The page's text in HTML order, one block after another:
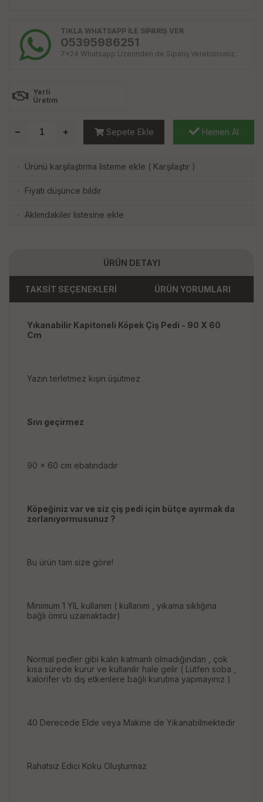
TIKLA WHATSAPP İLE SİPARİŞ VER
05395986251
7x24 Whatsapp Üzerinden de Sipariş Verebilirsiniz.
Yerli
Üretim
Sepete Ekle Hemen Al
· Ürünü karşılaştırma listeme ekle ( Karşılaştır )
· Fiyatı düşünce bildir
· Aklımdakiler listesine ekle
ÜRÜN DETAYI
TAKSİT SEÇENEKLERİ ÜRÜN YORUMLARI
Yıkanabilir Kapitoneli Köpek Çiş Pedi - 90 X 60
Cm
Yazın terletmez kışın üşütmez
Sıvı geçirmez
90 x 60 cm ebatındadır
Köpeğiniz var ve siz çiş pedi için bütçe ayırmak da
zorlanıyormusunuz ?
Bu ürün tam size göre!
Minimum 1 YIL kullanım ( kullanım , yıkama sıklığına
bağlı ömrü uzamaktadır)
Normal pedler gibi kalın katmanlı olmadığından , çok
kısa sürede kurur ve kullanılır hale gelir ( Lütfen soba ,
kalorifer vb dış etkenlere bağlı kurutma yapmayınız )
40 Derecede Elde veya Makine de Yıkanabilmektedir
Rahatsız Edici Koku Oluşturmaz